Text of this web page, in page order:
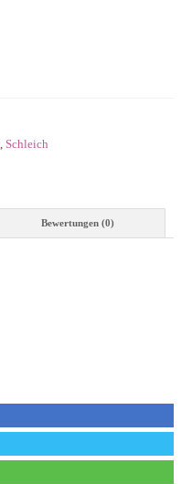
Schleich
Bewertungen (0)